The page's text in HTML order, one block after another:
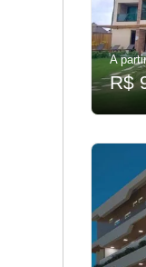
A
R$